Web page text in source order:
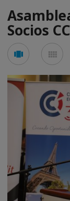
Socios
carousel